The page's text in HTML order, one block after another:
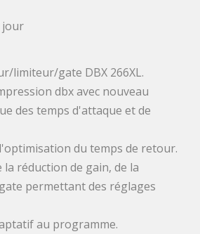
jour
limiteur/gate DBX 266XL.
dbx avec nouveau
des temps d'attaque et de
du temps de retour.
réduction de gain, de la
permettant des réglages
au programme.